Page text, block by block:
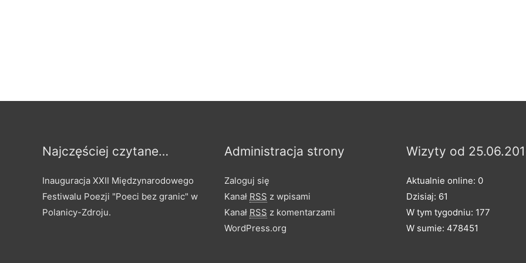
Najczęściej czytane…
Inauguracja XXII Międzynarodowego
Festiwalu Poezji "Poeci bez granic" w
Polanicy-Zdroju.
Administracja strony
Zaloguj się
Kanał RSS z wpisami
Kanał RSS z komentarzami
WordPress.org
Wizyty od
Aktualnie online: 0
Dzisiaj: 61
W tym tygodniu: 177
W sumie: 478451